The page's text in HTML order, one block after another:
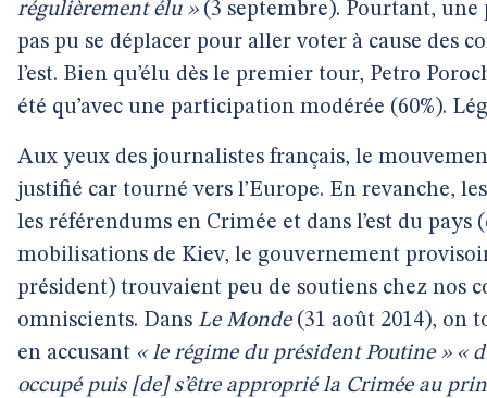
régulièrement élu »(3 septembre). Pourtant, une
pas pu se déplacer pour aller voter à cause des
l’est. Bien qu’élu dès le premier tour, Petro
été qu’avec une participation modérée (60%).
Aux yeux des journalistes français, le
justifié car tourné vers l’Europe. En revanche,
les référendums en Crimée et dans l’est du pays
mobilisations de Kiev, le gouvernement
président) trouvaient peu de soutiens chez nos
omniscients. Dans Le Monde(31 août 2014), on
en accusant « le régime du président Poutine » «
occupé puis [de] s’être approprié la Crimée au